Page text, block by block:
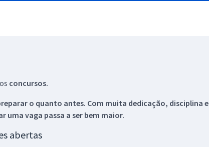
concursos.
o quanto antes. Com muita dedicação, disciplina
uma vaga passa a ser bem maior.
abertas